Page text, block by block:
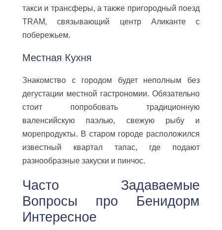
такси и трансферы, а также пригородный поезд
TRAM, связывающий центр Аликанте с
побережьем.
Местная Кухня
Знакомство с городом будет неполным без
дегустации местной гастрономии. Обязательно
стоит попробовать традиционную
валенсийскую паэлью, свежую рыбу и
морепродукты. В старом городе расположился
известный квартал тапас, где подают
разнообразные закуски и пинчос.
Часто Задаваемые
Вопросы про Бенидорм
Интересное